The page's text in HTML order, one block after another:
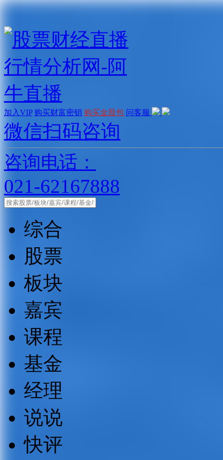
加入VIP 购买财富密钥 购买金股包 问客服
微信扫码咨询
咨询电话：
021-62167888
综合
股票
板块
嘉宾
课程
基金
经理
说说
快评